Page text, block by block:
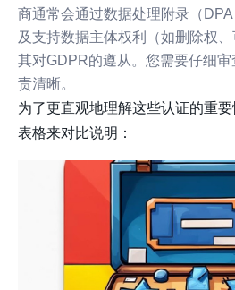
商通常会通过数据处理附录（
及支持数据主体权利（如删除权
其对GDPR的遵从。您需要仔细
责清晰。
为了更直观地理解这些认证的重
表格来对比说明：